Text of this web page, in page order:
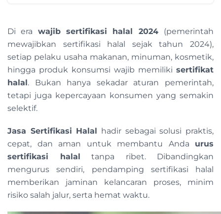
Di era wajib sertifikasi halal 2024 (pemerintah
mewajibkan sertifikasi halal sejak tahun 2024),
setiap pelaku usaha makanan, minuman, kosmetik,
hingga produk konsumsi wajib memiliki sertifikat
halal. Bukan hanya sekadar aturan pemerintah,
tetapi juga kepercayaan konsumen yang semakin
selektif.
Jasa Sertifikasi Halal hadir sebagai solusi praktis,
cepat, dan aman untuk membantu Anda urus
sertifikasi halal tanpa ribet. Dibandingkan
mengurus sendiri, pendamping sertifikasi halal
memberikan jaminan kelancaran proses, minim
risiko salah jalur, serta hemat waktu.